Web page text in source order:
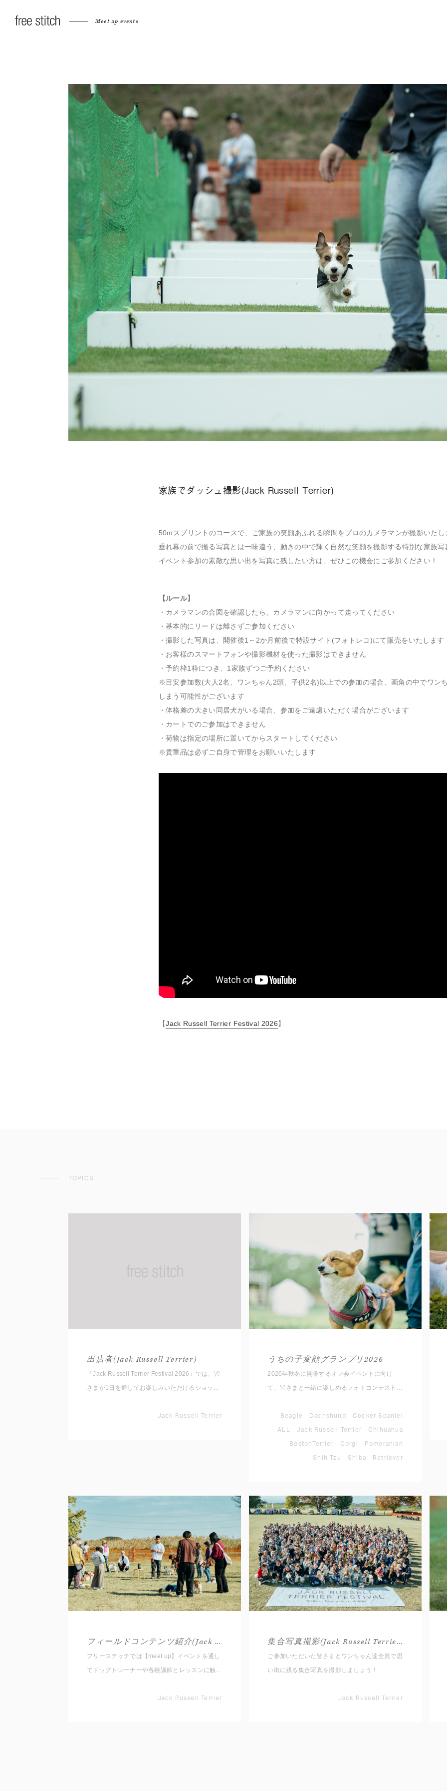
Meet up events
家族でダッシュ撮影(Jack Russell Terrier)
50mスプリントのコースで、ご家族の笑顔あふれる瞬間をプロのカメラマンが撮影いたし
垂れ幕の前で撮る写真とは一味違う、動きの中で輝く自然な笑顔を撮影する特別な家族写
イベント参加の素敵な思い出を写真に残したい方は、ぜひこの機会にご参加ください！
【ルール】
・カメラマンの合図を確認したら、カメラマンに向かって走ってください
・基本的にリードは離さずご参加ください
・撮影した写真は、開催後1～2か月前後で特設サイト(フォトレコ)にて販売をいたします
・お客様のスマートフォンや撮影機材を使った撮影はできません
・予約枠1枠につき、1家族ずつご予約ください
※目安参加数(大人2名、ワンちゃん2頭、子供2名)以上での参加の場合、画角の中でワン
しまう可能性がございます
・体格差の大きい同居犬がいる場合、参加をご遠慮いただく場合がございます
・カートでのご参加はできません
・荷物は指定の場所に置いてからスタートしてください
※貴重品は必ずご自身で管理をお願いいたします
【Jack Russell Terrier Festival 2026】
TOPICS
出店者(Jack Russell Terrier)
『Jack Russell Terrier Festival 2026』では、皆
さまが1日を通してお楽しみいただけるショッピ
コメントと共に出店者をご紹介いたしますので事
Jack Russell Terrier
うちの子変顔グランプリ2026
2026年秋冬に開催するオフ会イベントに向け
て、皆さまと一緒に楽しめるフォトコンテストを
おきの変顔写真を撮影して、指定のハッシュタグ
と対象犬種アカウントをメンションして
Instagramに投稿するだけ。 思わず笑ってしまう
愛犬のベストショットをぜひご応募ください。
Beagle Dachshund Cocker Spaniel
ALL Jack Russell Terrier Chihuahua
BostonTerrier Corgi Pomeranian
Shih Tzu Shiba Retriever
フィールドコンテンツ紹介(Jack Russell Terrier)
フリーステッチでは【meet up】イベントを通し
てドッグトレーナーや各種講師とレッスンに触れ
Jack Russell Terrier
集合写真撮影(Jack Russell Terrier)
ご参加いただいた皆さまとワンちゃん達全員で思
い出に残る集合写真を撮影しましょう！
Jack Russell Terrier